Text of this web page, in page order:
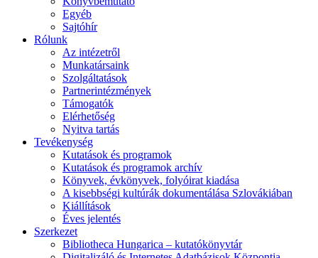
Egyéb
Sajtóhír
Rólunk
Az intézetről
Munkatársaink
Szolgáltatások
Partnerintézmények
Támogatók
Elérhetőség
Nyitva tartás
Tevékenység
Kutatások és programok
Kutatások és programok archív
Könyvek, évkönyvek, folyóirat kiadása
A kisebbségi kultúrák dokumentálása Szlovákiában
Kiállítások
Éves jelentés
Szerkezet
Bibliotheca Hungarica – kutatókönyvtár